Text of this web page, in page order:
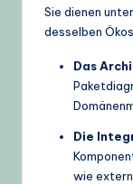
Sie dienen
desselben
Das
Die
wie